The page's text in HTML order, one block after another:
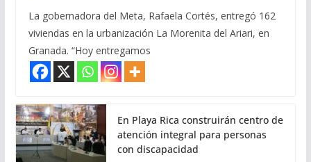
La gobernadora del Meta, Rafaela Cortés, entregó 162
viviendas en la urbanización La Morenita del Ariari, en
Granada. “Hoy entregamos
En Playa Rica construirán centro de
atención integral para personas
con discapacidad